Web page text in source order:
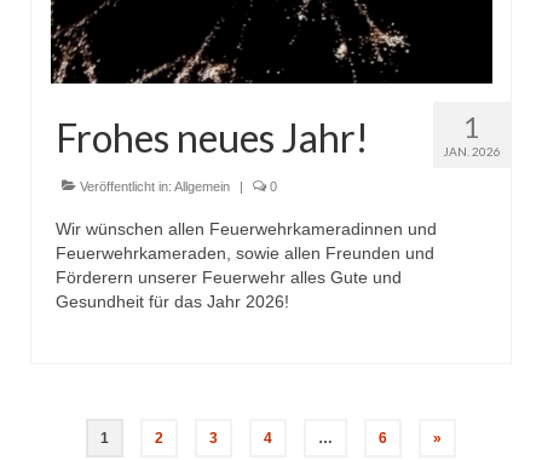
1
JAN. 2026
Frohes neues Jahr!
Veröffentlicht in: Allgemein | 0
Wir wünschen allen Feuerwehrkameradinnen und
Feuerwehrkameraden, sowie allen Freunden und
Förderern unserer Feuerwehr alles Gute und
Gesundheit für das Jahr 2026!
Seitennummerierung
1 2 3 4 … 6 »